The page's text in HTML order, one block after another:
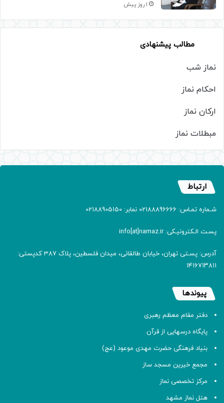
1 روز پیش
مطالب پیشنهادی
نماز شب
احکام نماز
ارکان نماز
مبطلات نماز
ارتباط
شـماره تمـاس: 02188896666 نمابر: 02188905150
پسـت الـکترونیـکی: info[at]namaz.ir
آدرس: پسـتی تهران، خیابان طالقانی، میدان فلسطین، پلاک 387 کدپستی:
۱۴۱۶۷۱۳۸۱۱
پیوندها
دفتر مقام معظم رهبری
پایگاه درسهایی از قرآن
بنیاد فرهنگی حضرت مهدی موعود (عج)
مجمع خیرین مسجد ساز
مرکز تخصصی نماز
هتل نماز مشهد